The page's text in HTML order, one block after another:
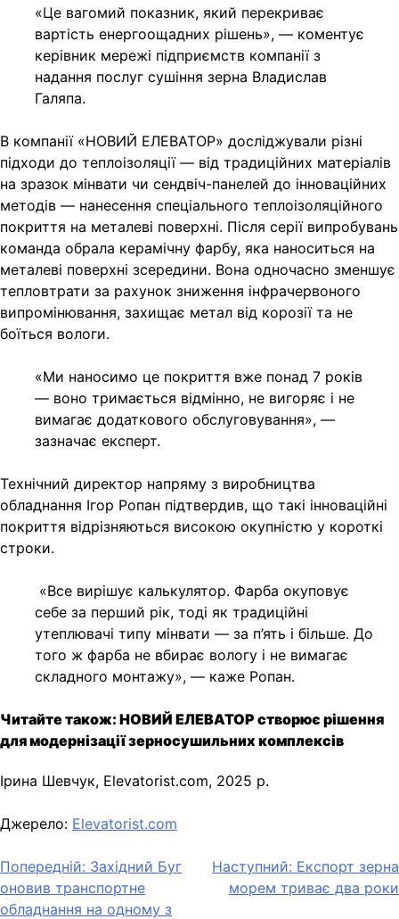
«Це вагомий показник, який перекриває
вартість енергоощадних рішень», — коментує
керівник мережі підприємств компанії з
надання послуг сушіння зерна Владислав
Галяпа.
В компанії «НОВИЙ ЕЛЕВАТОР» досліджували різні
підходи до теплоізоляції — від традиційних матеріалів
на зразок мінвати чи сендвіч-панелей до інноваційних
методів — нанесення спеціального теплоізоляційного
покриття на металеві поверхні. Після серії випробувань
команда обрала керамічну фарбу, яка наноситься на
металеві поверхні зсередини. Вона одночасно зменшує
тепловтрати за рахунок зниження інфрачервоного
випромінювання, захищає метал від корозії та не
боїться вологи.
«Ми наносимо це покриття вже понад 7 років
— воно тримається відмінно, не вигоряє і не
вимагає додаткового обслуговування», —
зазначає експерт.
Технічний директор напряму з виробництва
обладнання Ігор Ропан підтвердив, що такі інноваційні
покриття відрізняються високою окупністю у короткі
строки.
«Все вирішує калькулятор. Фарба окуповує
себе за перший рік, тоді як традиційні
утеплювачі типу мінвати — за п’ять і більше. До
того ж фарба не вбирає вологу і не вимагає
складного монтажу», — каже Ропан.
Читайте також: НОВИЙ ЕЛЕВАТОР створює рішення
для модернізації зерносушильних комплексів
Ірина Шевчук, Elevatorist.com, 2025 р.
Джерело: Elevatorist.com
Навігація
записів
Попередній: Західний Буг
оновив транспортне
обладнання на одному з
Наступний: Експорт зерна
морем триває два роки